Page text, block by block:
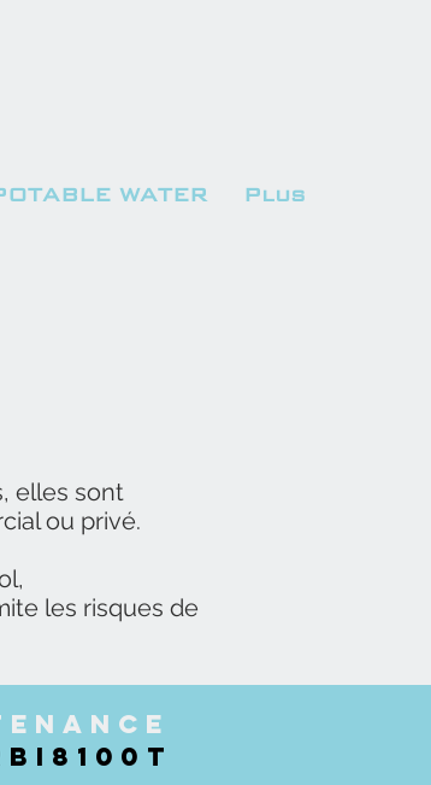
WATER Plus
elles sont
ou privé.
les risques de